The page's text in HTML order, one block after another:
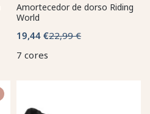
Amortecedor de dorso Riding
World
19,44 €22,99 €
7 cores